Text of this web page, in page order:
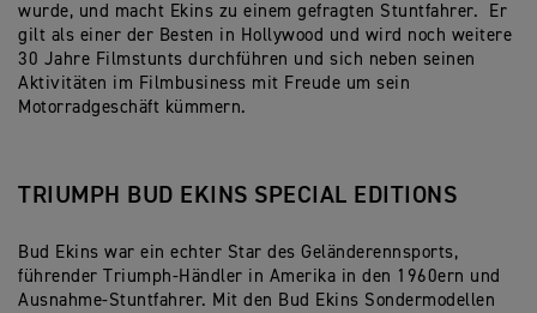
wurde, und macht Ekins zu einem gefragten Stuntfahrer. Er
gilt als einer der Besten in Hollywood und wird noch weitere
30 Jahre Filmstunts durchführen und sich neben seinen
Aktivitäten im Filmbusiness mit Freude um sein
Motorradgeschäft kümmern.
TRIUMPH BUD EKINS SPECIAL EDITIONS
Bud Ekins war ein echter Star des Geländerennsports,
führender Triumph-Händler in Amerika in den 1960ern und
Ausnahme-Stuntfahrer. Mit den Bud Ekins Sondermodellen